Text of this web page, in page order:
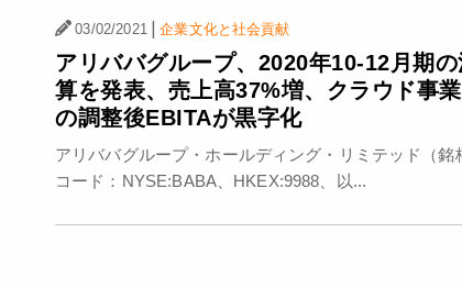
03/02/2021 | 企業文化と社会貢献
アリババグループ、2020年10-12月期の
算を発表、売上高37%増、クラウド事業
の調整後EBITAが黒字化
アリババグループ・ホールディング・リミテッド（銘
コード：NYSE:BABA、HKEX:9988、以...